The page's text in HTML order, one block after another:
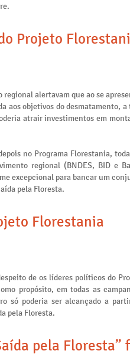
Projeto
alertavam que ao se
aos objetivos do desmatamento, a
atrair investimentos em
no Programa Florestania,
regional (BNDES, BID e
excepcional para bancar um
pela Floresta.
Florestania
de os líderes políticos do
propósito, em todas as
só poderia ser alcançado a
pela Floresta.
pela Floresta”